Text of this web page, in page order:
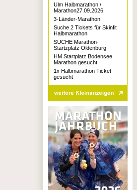
Ulm Halbmarathon /
Marathon27.09.2026
3-Länder-Marathon
Suche 2 Tickets für Skinfit
Halbmarathon
SUCHE Marathon-
Startzplatz Oldenburg
HM Startplatz Bodensee
Marathon gesucht
1x Halbmarathon Ticket
gesucht